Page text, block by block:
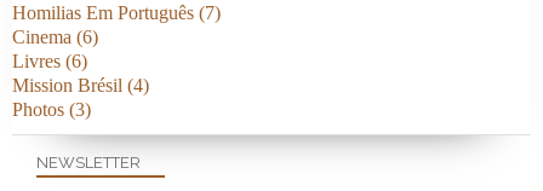
NEWSLETTER
Homilias Em Português (7)
Cinema (6)
Livres (6)
Mission Brésil (4)
Photos (3)